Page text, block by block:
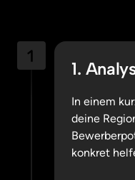
1.
In einem
deine
konkret